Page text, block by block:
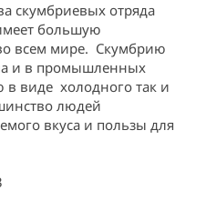
скумбриевых отряда
большую
всем мире.  Скумбрию
и в промышленных
в виде  холодного так и
людей
вкуса и пользы для